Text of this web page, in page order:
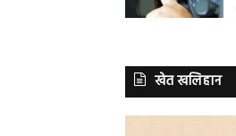
खेत खलिहान